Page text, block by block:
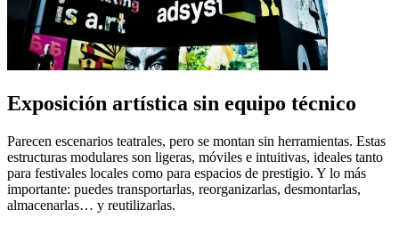
Exposición artística sin equipo técnico
Parecen escenarios teatrales, pero se montan sin herramientas. Estas
estructuras modulares son ligeras, móviles e intuitivas, ideales tanto
para festivales locales como para espacios de prestigio. Y lo más
importante: puedes transportarlas, reorganizarlas, desmontarlas,
almacenarlas… y reutilizarlas.